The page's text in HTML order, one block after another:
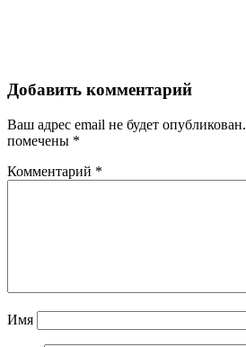
Добавить комментарий
Ваш адрес email не будет опубликован.
помечены *
Комментарий *
Имя